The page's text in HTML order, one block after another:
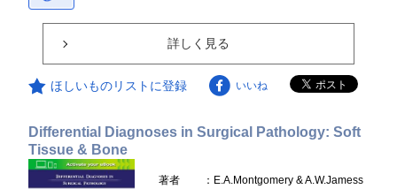
詳しく見る
ほしいものリストに登録 いいね
Differential Diagnoses in Surgical Pathology: Soft
Tissue & Bone
著者
：E.A.Montgomery & A.W.Jamess